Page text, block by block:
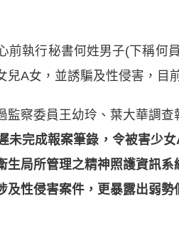
前執行秘書何姓男子(下稱何
A女，並誘騙及性侵害，目
監察委員王幼玲、葉大華調查
未完成報案筆錄，令被害少
局所管理之精神照護資訊
及性侵害案件，更暴露出弱